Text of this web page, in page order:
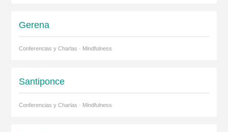
Gerena
Conferencias y Charlas · Mindfulness
Santiponce
Conferencias y Charlas · Mindfulness